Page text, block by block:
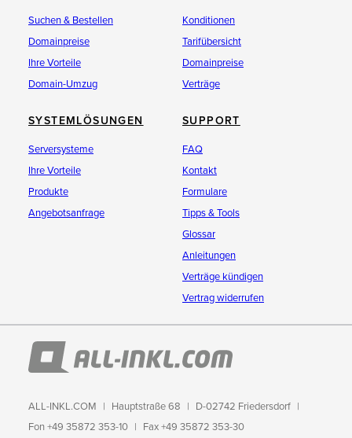
Suchen & Bestellen
Domainpreise
Ihre Vorteile
Domain-Umzug
Konditionen
Tarifübersicht
Domainpreise
Verträge
SYSTEMLÖSUNGEN
Serversysteme
Ihre Vorteile
Produkte
Angebotsanfrage
SUPPORT
FAQ
Kontakt
Formulare
Tipps & Tools
Glossar
Anleitungen
Verträge kündigen
Vertrag widerrufen
ALL-INKL.COM Hauptstraße 68
D-02742 Friedersdorf
Fon +49 35872 353-10
Fax +49 35872 353-30